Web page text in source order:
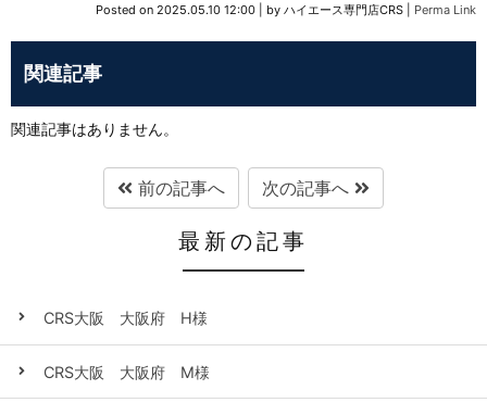
Posted on 2025.05.10 12:00 by ハイエース専門店CRS Perma Link
関連記事
関連記事はありません。
前の記事へ 次の記事へ
最新の記事
CRS大阪 大阪府 H様
CRS大阪 大阪府 M様